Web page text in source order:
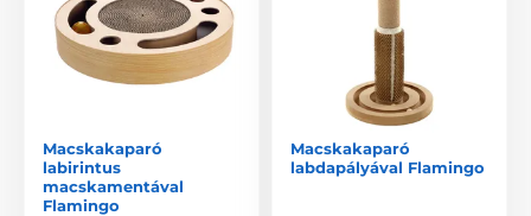
Macskakaparó
labirintus
macskamentával
Flamingo
Macskakaparó
labdapályával Flamingo